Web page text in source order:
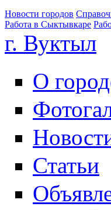
Новости городов
Работа в Сыктывкаре
г. Вуктыл
О
Статьи